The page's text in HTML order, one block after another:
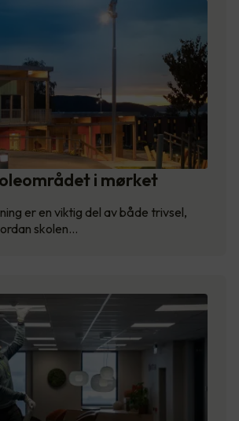
i mørket
er en viktig del av både trivsel,
skolen…